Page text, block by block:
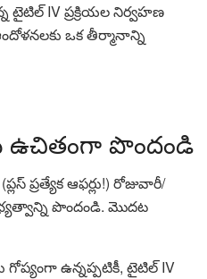
టైటిల్ IV ప్రక్రియల నిర్వహణ
ఒక తీర్మానాన్ని
పొందండి
ప్రత్యేక ఆఫర్లు!) రోజువారీ/
పొందండి. మొదట
ఉన్నప్పటికీ, టైటిల్ IV